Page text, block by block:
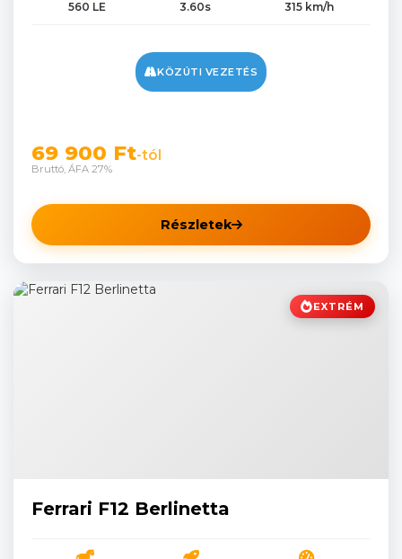
560 LE 3.60s 315 km/h
KÖZÚTI VEZETÉS
69 900 Ft-tól
Bruttó, ÁFA 27%
Részletek
EXTRÉM
Ferrari F12 Berlinetta